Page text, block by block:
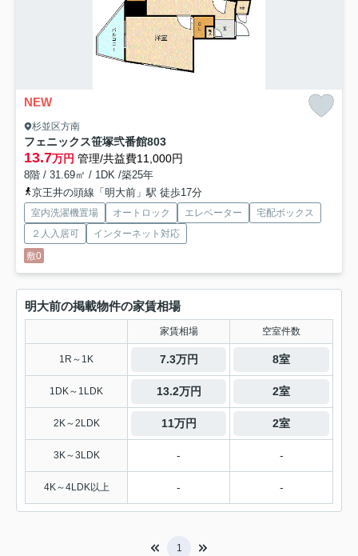
NEW
杉並区方南
フェニックス笹塚弐番館803
13.7万円 管理/共益費11,000円
8階 / 31.69㎡ / 1DK /築25年
京王井の頭線「明大前」駅 徒歩17分
室内洗濯機置場 オートロック エレベーター
宅配ボックス
２人入居可
インターネット対応
敷0
明大前の掲載物件の家賃相場
家賃相場 空室件数
1R～1K 7.3万円 8室
1DK～1LDK 13.2万円 2室
2K～2LDK 11万円 2室
3K～3LDK - -
4K～4LDK以上 - -
1